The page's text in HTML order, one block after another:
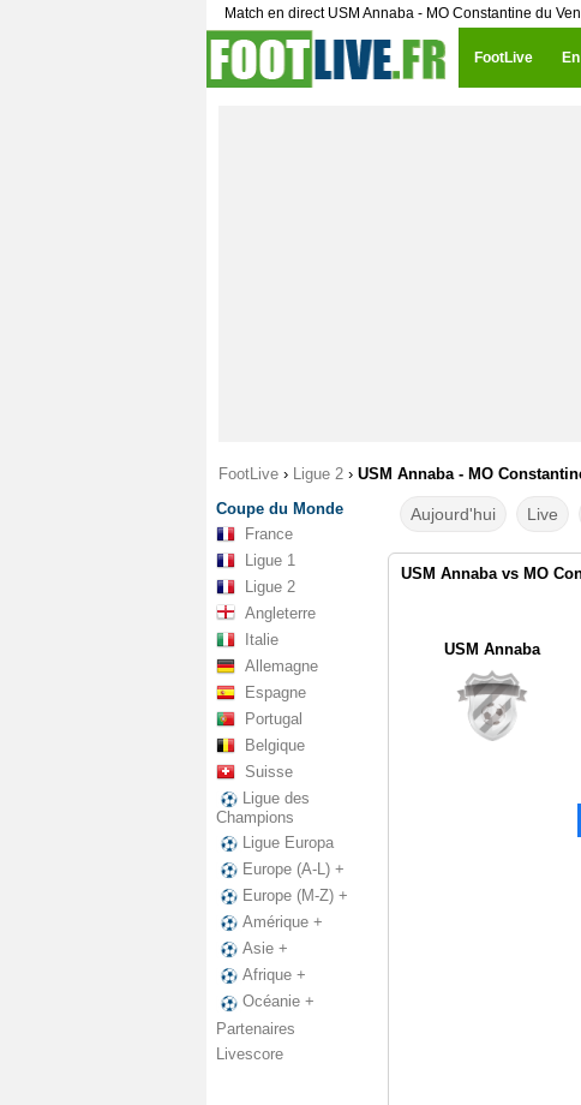
Match en direct USM Annaba - MO Constantine du
FootLive
FootLive › Ligue 2 › USM Annaba - MO
Coupe du Monde
France
Ligue 1
Ligue 2
Angleterre
Italie
Allemagne
Espagne
Portugal
Belgique
Suisse
Ligue des
Champions
Ligue Europa
Europe (A-L) +
Europe (M-Z) +
Amérique +
Asie +
Afrique +
Océanie +
Partenaires
Livescore
Aujourd'hui Live
USM Annaba vs MO
USM Annaba